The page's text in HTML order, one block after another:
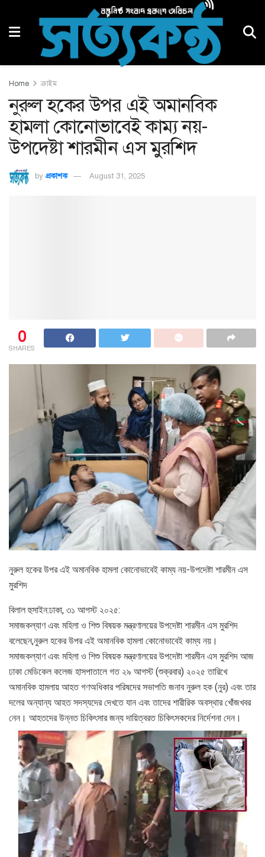
Home ক্রাইম
নুরুল হকের উপর এই অমানবিক
হামলা কোনোভাবেই কাম্য নয়-
উপদেষ্টা শারমীন এস মুরশিদ
by প্রকাশক August 31, 2025
0
SHARES
নুরুল হকের উপর এই অমানবিক হামলা কোনোভাবেই কাম্য নয়-উপদেষ্টা শারমীন এস
মুরশিদ
বিলাল হুসাইন:ঢাকা, ৩১ আগস্ট ২০২৫:
সমাজকল্যাণ এবং মহিলা ও শিশু বিষয়ক মন্ত্রণালয়ের উপদেষ্টা শারমীন এস মুরশিদ
বলেছেন,নুরুল হকের উপর এই অমানবিক হামলা কোনোভাবেই কাম্য নয়।
সমাজকল্যাণ এবং মহিলা ও শিশু বিষয়ক মন্ত্রণালয়ের উপদেষ্টা শারমীন এস মুরশিদ আজ
ঢাকা মেডিকেল কলেজ হাসপাতালে গত ২৯ আগস্ট (শুক্রবার) ২০২৫ তারিখে
অমানবিক হামলায় আহত গণঅধিকার পরিষদের সভাপতি জনাব নুরুল হক (নুর) এবং তার
দলের অন্যান্য আহত সদস্যদের দেখতে যান এবং তাদের শারীরিক অবস্থার খোঁজখবর
নেন। আহতদের উন্নত চিকিৎসার জন্য দায়িত্বরত চিকিৎসকদের নির্দেশনা দেন।